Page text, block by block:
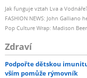
Jak funguje vztah Lva a
FASHION NEWS: John Galliano
Pop Culture Wrap: Madison
Zdraví
Podpořte dětskou
vším pomůže rýmovník